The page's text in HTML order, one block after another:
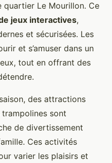
quartier Le Mourillon. Ce
jeux interactives,
et sécurisées. Les
et s’amuser dans un
tout en offrant des
des attractions
sont
de divertissement
Ces activités
varier les plaisirs et